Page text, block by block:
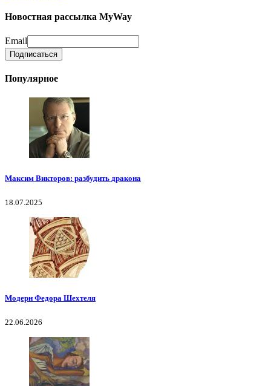
Новостная рассылка MyWay
Email
Популярное
Максим Викторов: разбудить дракона
18.07.2025
Модерн Федора Шехтеля
22.06.2026